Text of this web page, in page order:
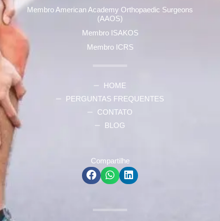
Membro American Academy Orthopaedic Surgeons
(AAOS)
Membro ISAKOS
Membro ICRS
HOME
PERGUNTAS FREQUENTES
CONTATO
BLOG
Compartilhe